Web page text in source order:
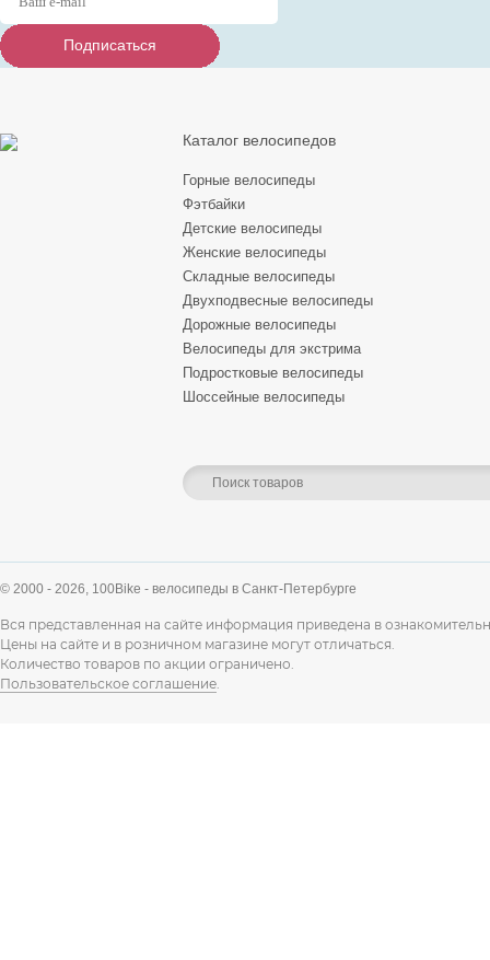
Подписаться
Подписаться
Подписаться
Каталог велосипедов
Горные велосипеды
Фэтбайки
Детские велосипеды
Женские велосипеды
Складные велосипеды
Двухподвесные велосипеды
Дорожные велосипеды
Велосипеды для экстрима
Подростковые велосипеды
Шоссейные велосипеды
© 2000 - 2026, 100Bike - велосипеды в Санкт-Петербурге
Вся представленная на сайте информация приведена в
Цены на сайте и в розничном магазине могут отличаться.
Количество товаров по акции ограничено.
Пользовательское соглашение.